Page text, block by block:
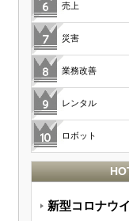
売上
災害
業務改善
レンタル
ロボット
新型コロナウ